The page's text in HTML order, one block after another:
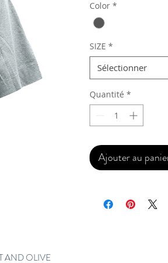
AND OLIVE
Color *
SIZE *
Sélectionner
Quantité *
Ajouter au